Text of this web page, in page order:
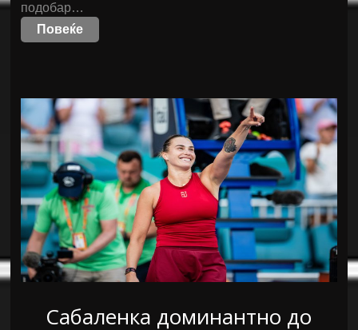
подобар…
Повеќе
Сабаленка доминантно до